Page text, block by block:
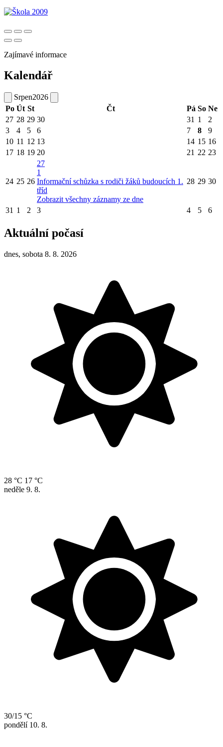
Zajímavé informace
Kalendář
Srpen2026
Po Út St Čt Pá So Ne
27 28 29 30 31 1
2
3
4 5 6 7 8
9
10 11 12 13 14 15 16
17 18 19 20 21 22 23
24 25 26
27
1
Informační schůzka s rodiči žáků budoucích 1.
tříd
Zobrazit všechny záznamy ze dne
28 29 30
31 1 2 3 4 5 6
Aktuální počasí
dnes, sobota 8. 8. 2026
28 °C 17 °C
neděle 9. 8.
30/15 °C
pondělí 10. 8.